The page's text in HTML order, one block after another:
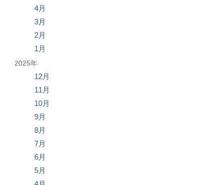
4月
3月
2月
1月
2025年
12月
11月
10月
9月
8月
7月
6月
5月